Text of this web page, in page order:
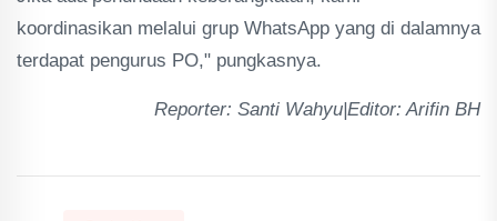
koordinasikan melalui grup WhatsApp yang di dalamnya
terdapat pengurus PO," pungkasnya.
Reporter: Santi Wahyu|Editor: Arifin BH